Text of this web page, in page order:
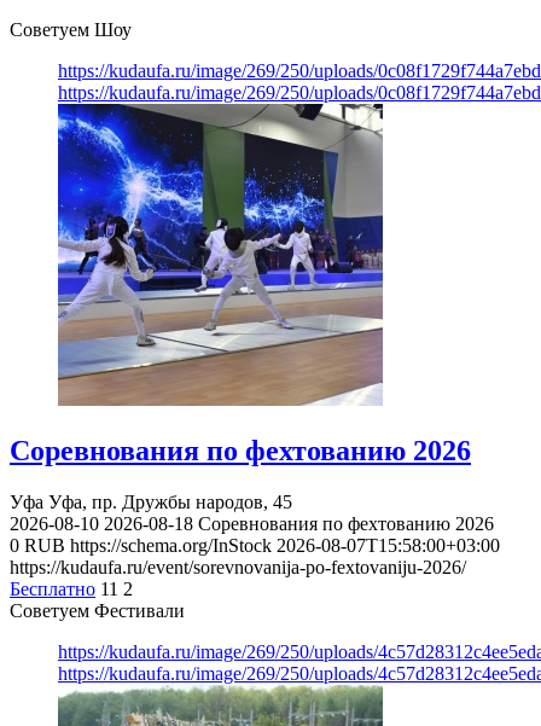
Советуем Шоу
https://kudaufa.ru/image/269/250/uploads/
https://kudaufa.ru/image/269/250/uploads/
Соревнования по фехтованию 2026
Уфа Уфа, пр. Дружбы народов, 45
2026-08-10 2026-08-18 Соревнования по фехтованию 2026
0 RUB https://schema.org/InStock 2026-08-07T15:58:00+03:00
https://kudaufa.ru/event/sorevnovanija-po-fextovaniju-2026/
Бесплатно 11 2
Советуем Фестивали
https://kudaufa.ru/image/269/250/uploads/
https://kudaufa.ru/image/269/250/uploads/